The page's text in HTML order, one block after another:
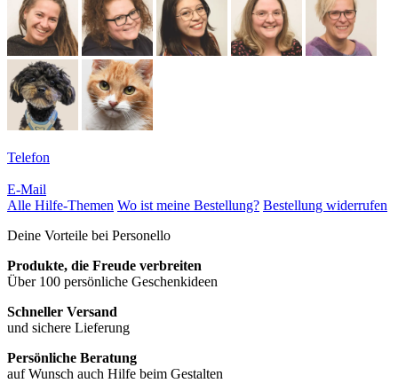
Telefon
E-Mail
Alle Hilfe-Themen Wo ist meine Bestellung? Bestellung widerrufen
Deine Vorteile bei Personello
Produkte, die Freude verbreiten
Über 100 persönliche Geschenkideen
Schneller Versand
und sichere Lieferung
Persönliche Beratung
auf Wunsch auch Hilfe beim Gestalten